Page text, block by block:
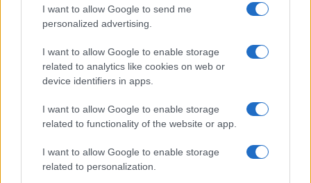
I want to allow Google to send me
personalized advertising.
I want to allow Google to enable storage
related to analytics like cookies on web or
device identifiers in apps.
I want to allow Google to enable storage
related to functionality of the website or app.
I want to allow Google to enable storage
related to personalization.
Realme őrületes új csúcsmobilja a
bizonyíték
2024.11.05
Az elmúlt években sokszor találkozhattunk a „zászlóhajó-gyilkos”
kifejezéssel, de néha egy telefon tényleg igazolja ezt a titulust.
A Realme 320W-os SuperSonic töltést
villantott
A Realme már egy ideje beharangozta a 300W-os vezetékes töltési
megoldását, de most pontosabb sebességet is kaptunk: 320W.